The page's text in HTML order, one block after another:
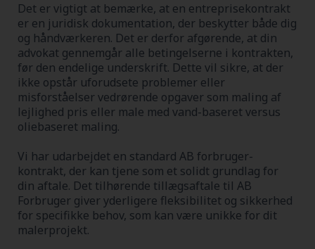
Det er vigtigt at bemærke, at en entreprisekontrakt
er en juridisk dokumentation, der beskytter både dig
og håndværkeren. Det er derfor afgørende, at din
advokat gennemgår alle betingelserne i kontrakten,
før den endelige underskrift. Dette vil sikre, at der
ikke opstår uforudsete problemer eller
misforståelser vedrørende opgaver som maling af
lejlighed pris eller male med vand-baseret versus
oliebaseret maling.
Vi har udarbejdet en standard AB forbruger-
kontrakt, der kan tjene som et solidt grundlag for
din aftale. Det tilhørende tillægsaftale til AB
Forbruger giver yderligere fleksibilitet og sikkerhed
for specifikke behov, som kan være unikke for dit
malerprojekt.